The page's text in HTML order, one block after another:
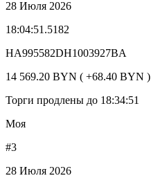
28 Июля 2026
18:04:51.5182
HA995582DH1003927BA
14 569.20 BYN ( +68.40 BYN )
Торги продлены до 18:34:51
Моя
#3
28 Июля 2026